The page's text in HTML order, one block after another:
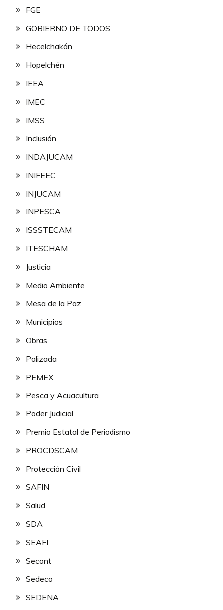
FGE
GOBIERNO DE TODOS
Hecelchakán
Hopelchén
IEEA
IMEC
IMSS
Inclusión
INDAJUCAM
INIFEEC
INJUCAM
INPESCA
ISSSTECAM
ITESCHAM
Justicia
Medio Ambiente
Mesa de la Paz
Municipios
Obras
Palizada
PEMEX
Pesca y Acuacultura
Poder Judicial
Premio Estatal de Periodismo
PROCDSCAM
Protección Civil
SAFIN
Salud
SDA
SEAFI
Secont
Sedeco
SEDENA